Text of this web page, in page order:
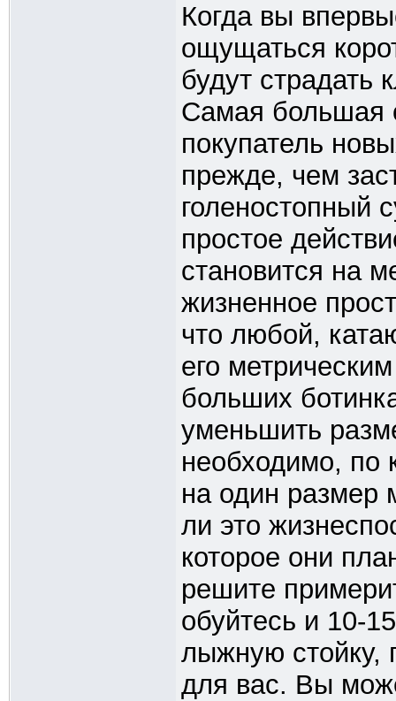
Когда вы
ощущаться
будут страдать
Самая большая
покупатель
прежде, чем
голеностопный
простое
становится на
жизненное
что любой,
его
больших
уменьшить
необходимо, по
на один размер
ли это
которое они
решите
обуйтесь и 10-
лыжную стойку,
для вас. Вы